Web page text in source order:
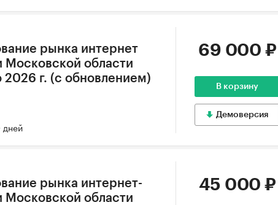
рынка интернет
Московской области
2026 г. (с обновлением)
дней
69 000 ₽
В корзину
Демоверсия
рынка интернет-
Московской области
45 000 ₽